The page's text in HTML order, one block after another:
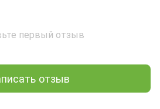
первый отзыв
отзыв